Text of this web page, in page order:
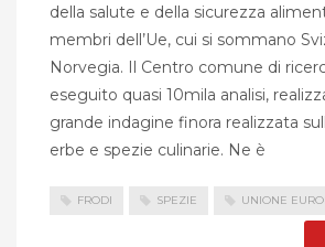
della salute e della sicurezza
membri dell’Ue, cui si sommano
Norvegia. Il Centro comune di
eseguito quasi 10mila analisi,
grande indagine finora realizzata
erbe e spezie culinarie. Ne è
FRODI SPEZIE UNIONE